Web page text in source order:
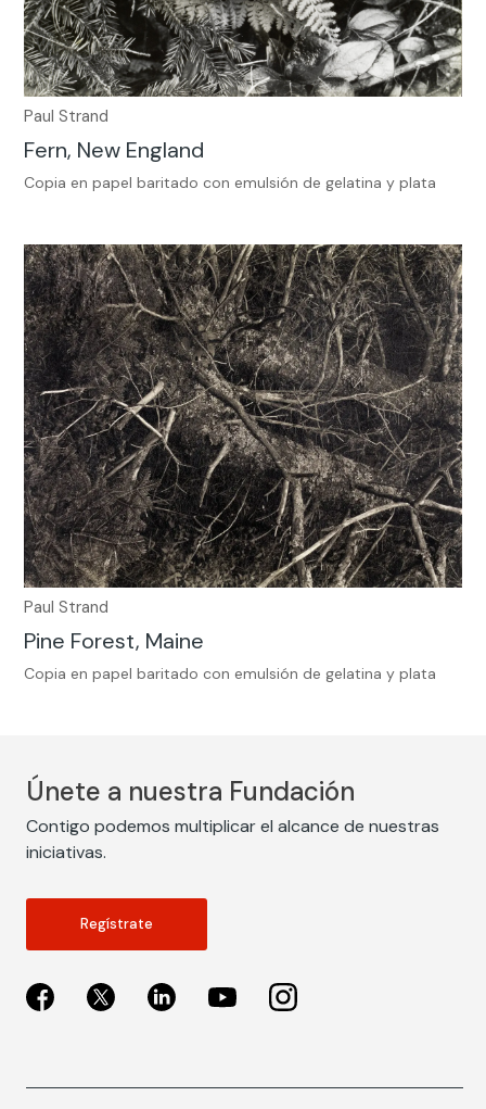
Paul Strand
Fern, New England
Copia en papel baritado con emulsión de gelatina y plata
Paul Strand
Pine Forest, Maine
Copia en papel baritado con emulsión de gelatina y plata
Únete a nuestra Fundación
Contigo podemos multiplicar el alcance de nuestras
iniciativas.
Regístrate